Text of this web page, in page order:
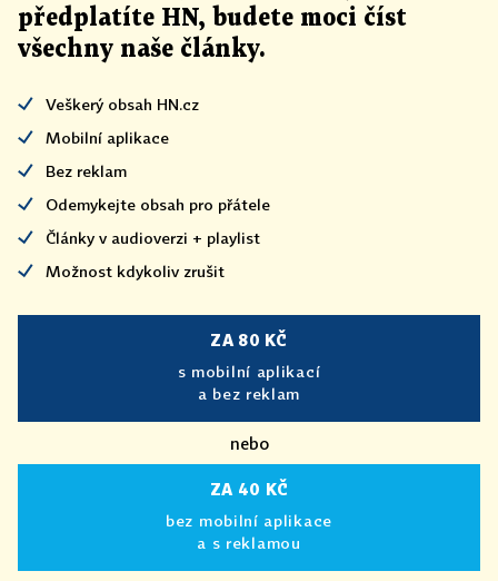
předplatíte HN, budete moci číst
všechny naše články.
Veškerý obsah HN.cz
Mobilní aplikace
Bez reklam
Odemykejte obsah pro přátele
Články v audioverzi + playlist
Možnost kdykoliv zrušit
ZA 80 KČ
s mobilní aplikací
a bez reklam
nebo
ZA 40 KČ
bez mobilní aplikace
a s reklamou